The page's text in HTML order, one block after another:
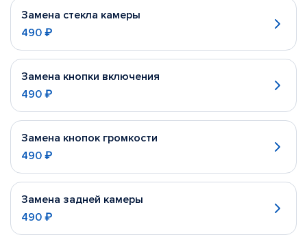
Замена стекла камеры
490 ₽
Замена кнопки включения
490 ₽
Замена кнопок громкости
490 ₽
Замена задней камеры
490 ₽